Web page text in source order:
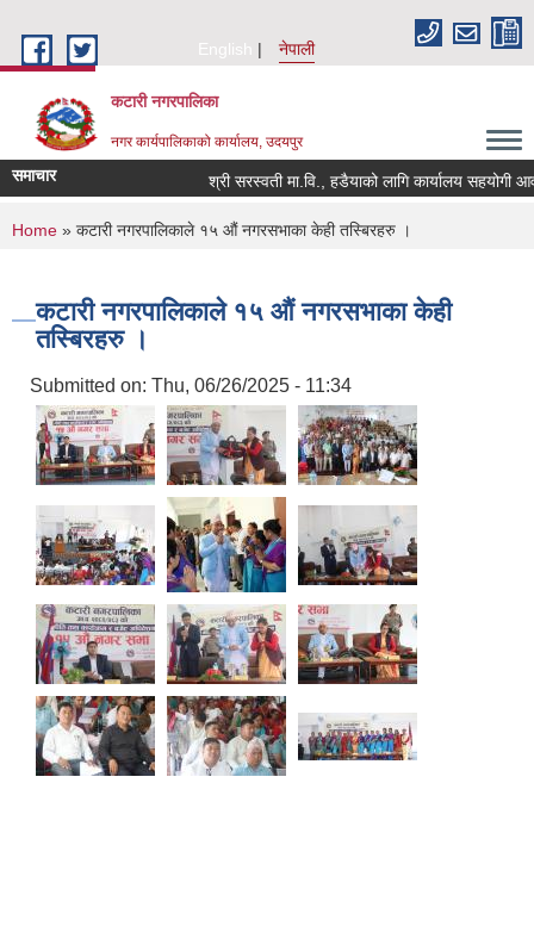
English
नेपाली
कटारी नगरपालिका
नगर कार्यपालिकाको कार्यालय, उदयपुर
समाचार श्री सरस्वती मा.वि., हडैयाको लागि कार्यालय सहयोगी
You are here
Home » कटारी नगरपालिकाले १५ औं नगरसभाका केही तस्बिरहरु ।
कटारी नगरपालिकाले १५ औं नगरसभाका केही
तस्बिरहरु ।
Submitted on: Thu, 06/26/2025 - 11:34